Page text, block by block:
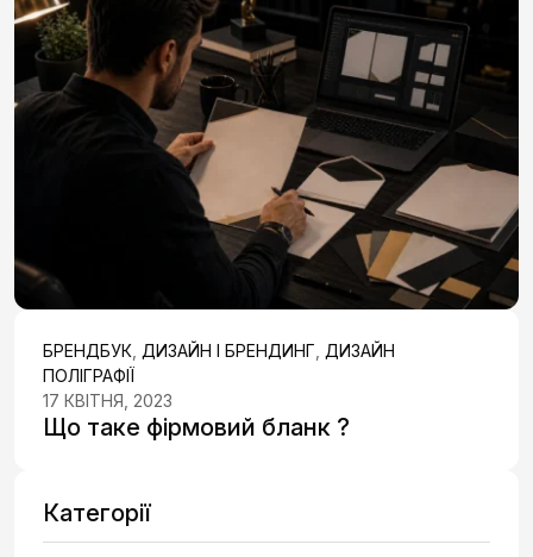
БРЕНДБУК ДИЗАЙН І БРЕНДИНГ ДИЗАЙН
ПОЛІГРАФІЇ
17 КВІТНЯ, 2023
Що таке фірмовий бланк ?
Категорії